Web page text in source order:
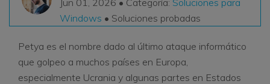
Recoverit Gratis
Recupera datos perdidos/eliminados gratis
VER TODAS LAS FUNCIONES
search
Windows • Soluciones probadas
Petya es el nombre dado al último ataque informático
que golpeo a muchos países en Europa,
especialmente Ucrania y algunas partes en Estados